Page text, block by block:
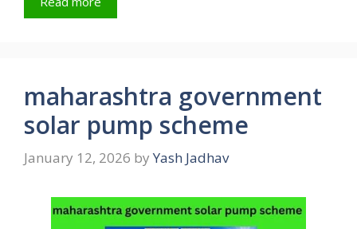
maharashtra government
solar pump scheme
January 12, 2026 by Yash Jadhav